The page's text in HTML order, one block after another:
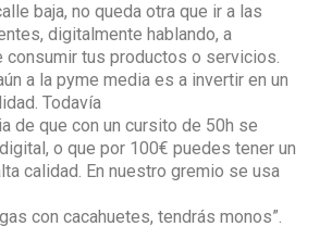
baja, no queda otra que ir a las
digitalmente hablando, a
consumir tus productos o servicios.
a la pyme media es a invertir en un
Todavía
de que con un cursito de 50h se
o que por 100€ puedes tener un
calidad. En nuestro gremio se usa
con cacahuetes, tendrás monos”.